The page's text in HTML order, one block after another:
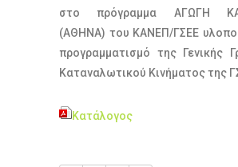
στο πρόγραμμα ΑΓΩΓΗ
(ΑΘΗΝΑ) του ΚΑΝΕΠ/ΓΣΕΕ
προγραμματισμό της Γενικής
Καταναλωτικού Κινήματος της
Κατάλογος